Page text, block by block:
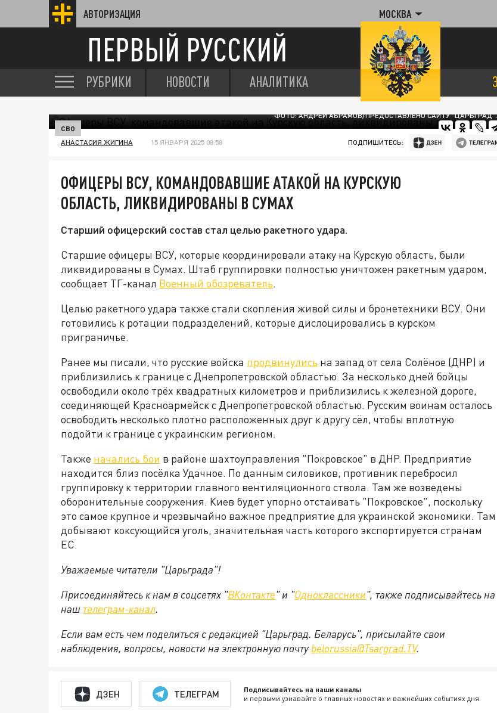
АВТОРИЗАЦИЯ МОСКВА
ПЕРВЫЙ РУССКИЙ
РУБРИКИ НОВОСТИ АНАЛИТИКА
ФОТО: АНДРЕЙ АБРАМОВ/ПРЕДОСТАВЛЕНО САЙТУ "ЦАРЬГРАД".
СВО
АНАСТАСИЯ ЖИГИНА 15 ЯНВАРЯ 2025 08:58 ПОДПИШИТЕСЬ:
ОФИЦЕРЫ ВСУ, КОМАНДОВАВШИЕ АТАКОЙ НА КУРСКУЮ
ОБЛАСТЬ, ЛИКВИДИРОВАНЫ В СУМАХ
Старший офицерский состав стал целью ракетного удара.
Старшие офицеры ВСУ, которые координировали атаку на Курскую область, были
ликвидированы в Сумах. Штаб группировки полностью уничтожен ракетным ударом,
сообщает ТГ-канал Военный обозреватель.
Целью ракетного удара также стали скопления живой силы и бронетехники ВСУ. Они
готовились к ротации подразделений, которые дислоцировались в курском
приграничье.
Ранее мы писали, что русские войска продвинулись на запад от села Солёное (ДНР) и
приблизились к границе с Днепропетровской областью. За несколько дней бойцы
освободили около трёх квадратных километров и приблизились к железной дороге,
соединяющей Красноармейск с Днепропетровской областью. Русским воинам осталось
освободить несколько плотно расположенных друг к другу сёл, чтобы вплотную
подойти к границе с украинским регионом.
Также начались бои в районе шахтоуправления "Покровское" в ДНР. Предприятие
находится близ посёлка Удачное. По данным силовиков, противник перебросил
группировку к территории главного вентиляционного ствола. Там же возведены
оборонительные сооружения. Киев будет упорно отстаивать "Покровское", поскольку
это самое крупное и чрезвычайно важное предприятие для украинской экономики. Там
добывают коксующийся уголь, значительная часть которого экспортируется странам
ЕС.
Уважаемые читатели "Царьграда"!
Присоединяйтесь к нам в соцсетях "ВКонтакте" и "Одноклассники", также подписывайтесь на
наш телеграм-канал.
Если вам есть чем поделиться с редакцией "Царьград. Беларусь", присылайте свои
наблюдения, вопросы, новости на электронную почту belorussia@Tsargrad.TV.
ДЗЕН ТЕЛЕГРАМ Подписывайтесь на наши каналы
и первыми узнавайте о главных новостях и важнейших событиях дня.